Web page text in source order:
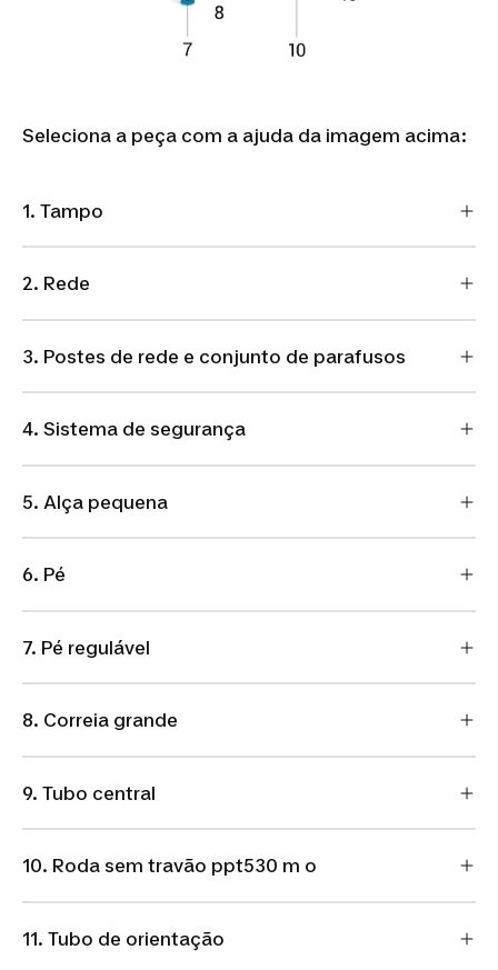
Seleciona a peça com a ajuda da imagem acima:
1. Tampo
2. Rede
3. Postes de rede e conjunto de parafusos
4. Sistema de segurança
5. Alça pequena
6. Pé
7. Pé regulável
8. Correia grande
9. Tubo central
10. Roda sem travão ppt530 m o
11. Tubo de orientação